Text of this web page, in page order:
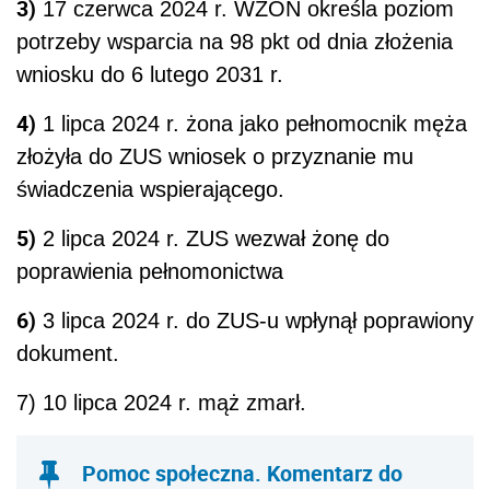
3) 17 czerwca 2024 r. WZON określa poziom
potrzeby wsparcia na 98 pkt od dnia złożenia
wniosku do 6 lutego 2031 r.
4) 1 lipca 2024 r. żona jako pełnomocnik męża
złożyła do ZUS wniosek o przyznanie mu
świadczenia wspierającego.
5) 2 lipca 2024 r. ZUS wezwał żonę do
poprawienia pełnomonictwa
6) 3 lipca 2024 r. do ZUS-u wpłynął poprawiony
dokument.
7) 10 lipca 2024 r. mąż zmarł.
Pomoc społeczna. Komentarz do